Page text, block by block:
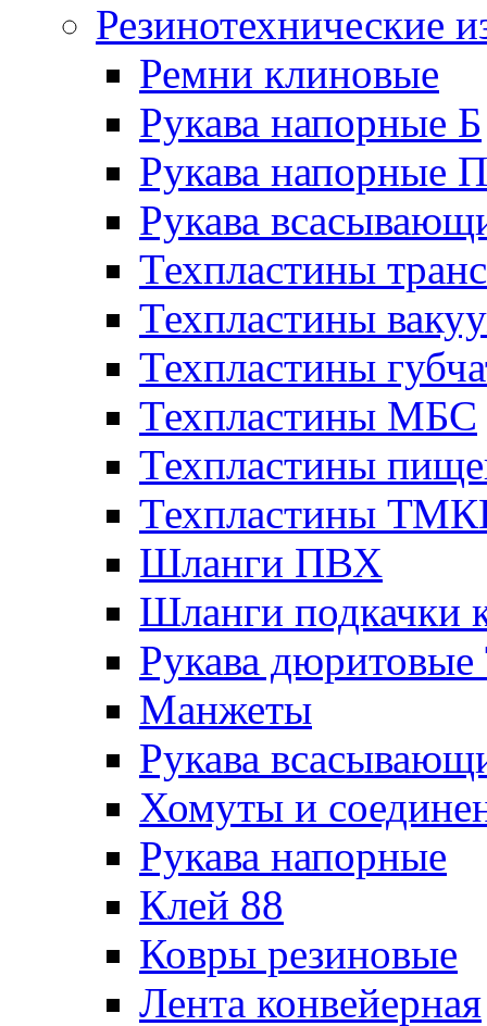
Резинотехнические
Ремни клиновые
Рукава напорные Б
Рукава напорные П
Рукава
Техпластины
Техпластины
Техпластины
Техпластины МБС
Техпластины
Техпластины
Шланги ПВХ
Шланги подкачки
Рукава
Манжеты
Рукава
Хомуты и
Рукава напорные
Клей 88
Ковры резиновые
Лента конвейерная